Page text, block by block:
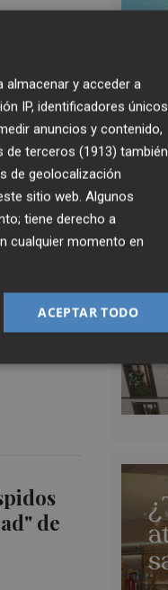
para
la
a
de
y acceder a
IP, identificadores únicos
anuncios y contenido,
de terceros (1913) también
de geolocalización
sitio web. Algunos
tiene derecho a
cualquier momento en
ACEPTAR TODO